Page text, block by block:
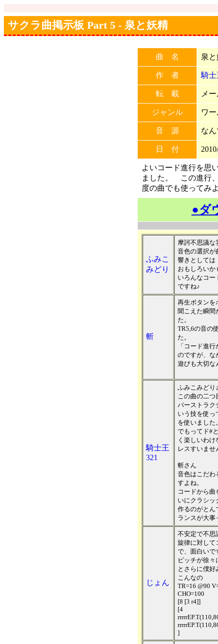
サクラ曲掲示板 Part 5 - 泉と妖精
曲 名 泉
作 者 騎士
転 載 メ
ジャンル ワ
音 源 な
日 付
よいコード進行を思
ました。 この進行
度の曲でも使ってみ
●ダ
ふみこ
みどり
摩訶不思議な
音色の選択が
響きとしては
おもしろいか
いろんなコー
ですね♪
斬
再生ボタンを
聞こえた瞬間
た。
TR5,6の音の
た。
「コード進
のですが、な
遊びも大切な
騎士王
321
ふみこみどり
この曲の二つ
パーストラク
いう技を使っ
を使いました
でもってド#
く楽しいわ
レスすいませ
斬さん
音色はこだわ
すよね。
コードから
いにクラシッ
作るのがとん
ランスが大事
じょん
不安定で不思
旋律に対して
で、面白いで
ピッチが徐
とさらに僕
こんなの
TR=16 @90
CHO=100
[8 [3 r4]]
[4
]